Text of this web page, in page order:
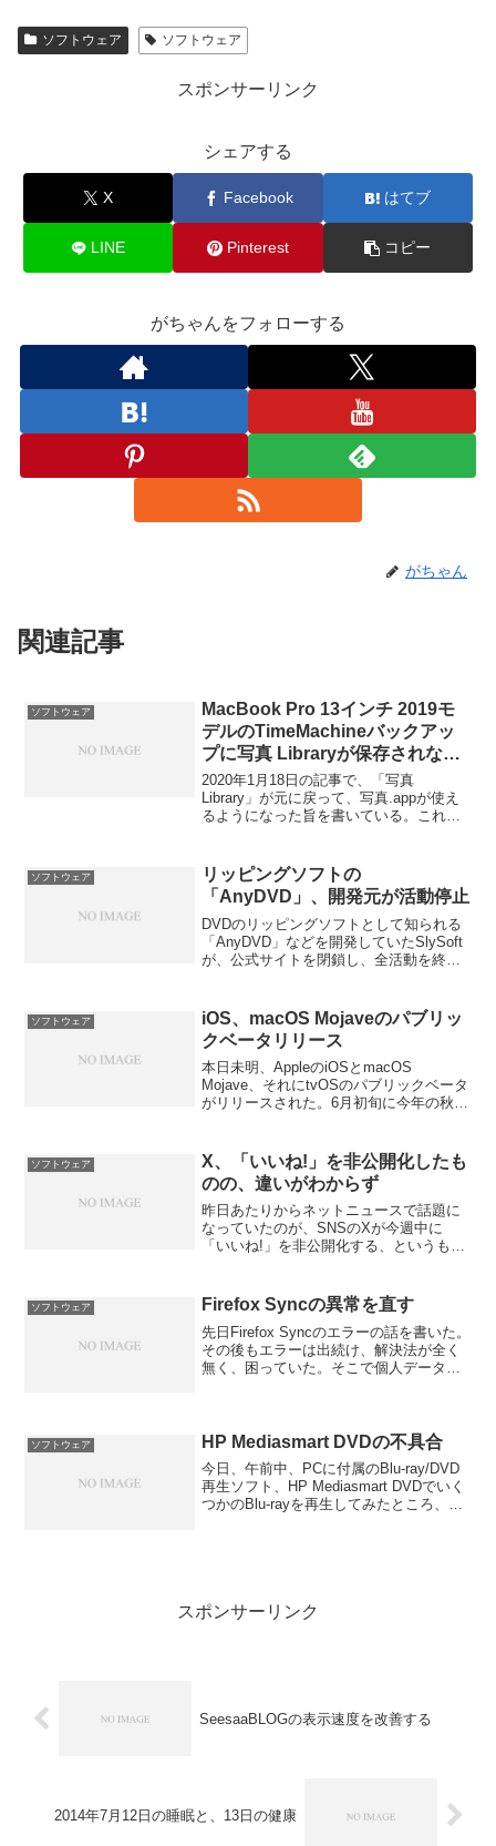
ソフトウェア ソフトウェア
スポンサーリンク
シェアする
X Facebook はてブ
LINE Pinterest コピー
がちゃんをフォローする
がちゃん
関連記事
ソフトウェア
MacBook Pro 13インチ 2019モ
デルのTimeMachineバックアッ
プに写真 Libraryが保存されない
問題
2020年1月18日の記事で、「写真
Library」が元に戻って、写真.appが使え
るようになった旨を書いている。これで
にとられていなかったことに昨日...
ソフトウェア
リッピングソフトの
「AnyDVD」、開発元が活動停止
DVDのリッピングソフトとして知られる
「AnyDVD」などを開発していたSlySoft
が、公式サイトを閉鎖し、全活動を終了
かけていたのであるが、SlySoftの本拠地
で...
ソフトウェア
iOS、macOS Mojaveのパブリッ
クベータリリース
本日未明、AppleのiOSとmacOS
Mojave、それにtvOSのパブリックベータ
がリリースされた。6月初旬に今年の秋刷
いたのであるが、一般のユー...
ソフトウェア
X、「いいね!」を非公開化したも
のの、違いがわからず
昨日あたりからネットニュースで話題に
なっていたのが、SNSのXが今週中に
「いいね!」を非公開化する、というもの
いね!」したかが非公開になる、と説明さ
れていた。Xは毎日...
ソフトウェア Firefox Syncの異常を直す
先日Firefox Syncのエラーの話を書いた。
その後もエラーは出続け、解決法が全く
無く、困っていた。そこで個人データも
いてである...
ソフトウェア HP Mediasmart DVDの不具合
今日、午前中、PCに付属のBlu-ray/DVD
再生ソフト、HP Mediasmart DVDでいく
つかのBlu-rayを再生してみたところ、メ
スポンサーリンク
SeesaaBLOGの表示速度を改善する
2014年7月12日の睡眠と、13日の健康